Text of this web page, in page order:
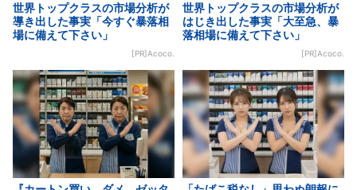
世界トップクラスの市場分析が
導き出した事実「今すぐ暴落相
場に備えて下さい」
[PR]Acoco.
世界トップクラスの市場分析が
はじき出した事実「大至急、暴
落相場に備えて下さい」
[PR]Acoco.